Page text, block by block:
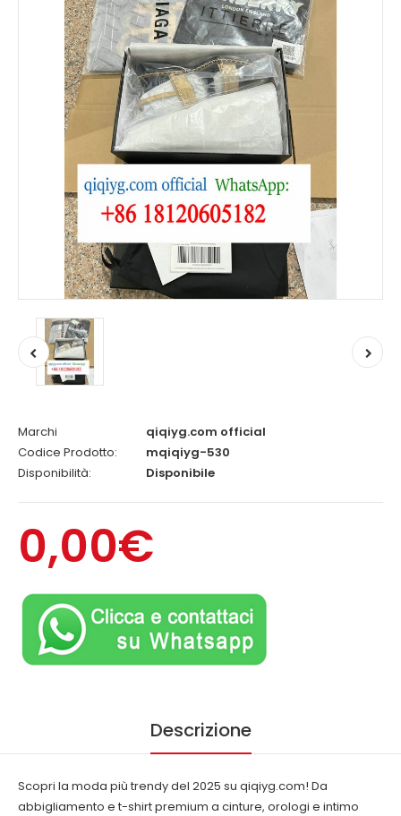
Marchi
qiqiyg.com official
Codice Prodotto:
mqiqiyg-530
Disponibilità:
Disponibile
0,00€
Descrizione
Scopri la moda più trendy del 2025 su qiqiyg.com! Da
abbigliamento e t-shirt premium a cinture, orologi e intimo